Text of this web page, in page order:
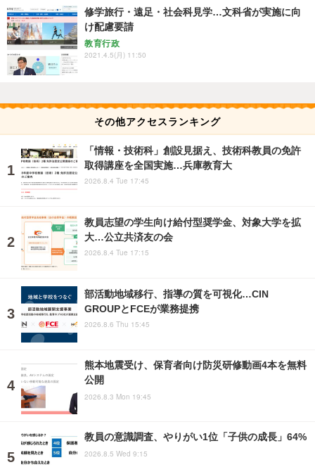
修学旅行・遠足・社会科見学…文科省が実施に向
け配慮要請
教育行政
2021.4.5(月) 11:50
その他アクセスランキング
「情報・技術科」創設見据え、技術科教員の免許
取得講座を全国実施…兵庫教育大
2026.8.4 Tue 17:45
教員志望の学生向け給付型奨学金、対象大学を拡
大…公立共済友の会
2026.8.4 Tue 17:15
部活動地域移行、指導の質を可視化…CIN
GROUPとFCEが業務提携
2026.8.6 Thu 15:45
熊本地震受け、保育者向け防災研修動画4本を無料
公開
2026.8.3 Mon 19:45
教員の意識調査、やりがい1位「子供の成長」64%
2026.8.5 Wed 9:15